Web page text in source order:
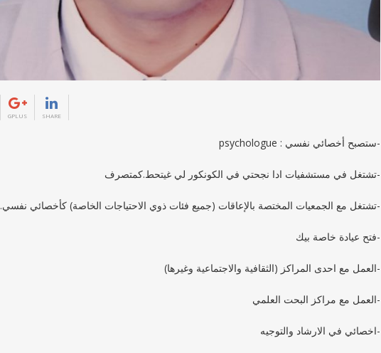
GPLUS SHARE
-ستصبح أخصائي نفسي : psychologue
-تشتغل في مستشفيات ادا نجحتي في الكونكور لي غيتحط.كمتصرف
-تشتغل مع الجمعيات المختصة بالإعاقات (جميع فئات ذوي الاحتياجات الخاصة) كأخصائي نفسي.
-فتح عيادة خاصة بيك
-العمل مع احدى المراكز (الثقافية والاجتماعية وغيرها)
-العمل مع مراكز البحت العلمي
-اخصائي في الارشاد والتوجيه